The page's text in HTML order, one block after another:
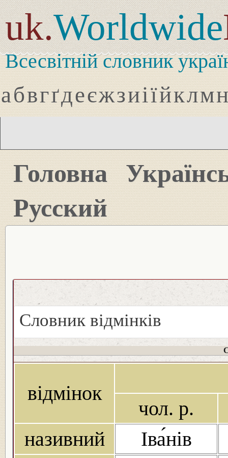
uk.Worldwide
Всесвітній словник
абвгґдеєжзиіїйклмн
Головна
Русский
Словник відмінків
відмінок
чол. р.
називний
Іва́нів